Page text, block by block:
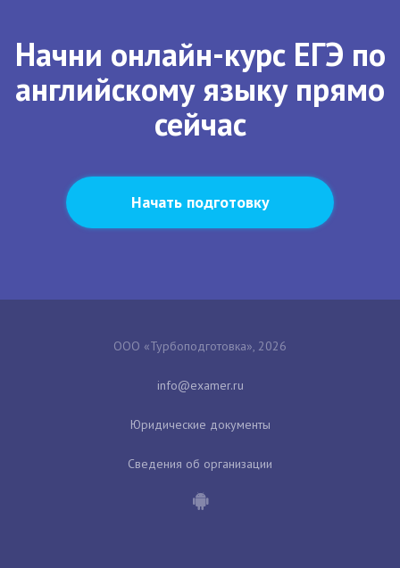
Начни онлайн-курс ЕГЭ по
английскому языку прямо
сейчас
Начать подготовку
ООО «Турбоподготовка», 2026
Юридические документы
Сведения об организации